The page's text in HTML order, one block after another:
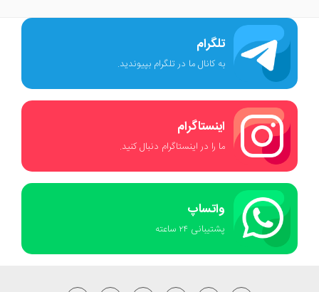
تلگرام
به کانال ما در تلگرام بپیوندید.
اینستاگرام
ما را در اینستاگرام دنبال کنید.
واتساپ
پشتیبانی ٢۴ ساعته